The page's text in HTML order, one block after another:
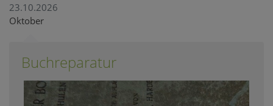
23.10.2026
Oktober
Buchreparatur